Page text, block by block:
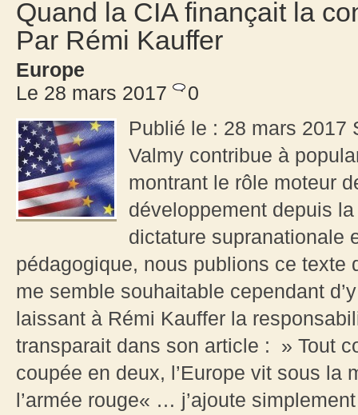
Quand la CIA finançait la
Par Rémi Kauffer
Europe
Le 28 mars 2017
0
Publié le : 28 mars 2017
Valmy contribue à
montrant le rôle moteur
développement depuis
dictature supranationale
pédagogique, nous publions ce texte
me semble souhaitable cependant
laissant à Rémi Kauffer la
transparait dans son article : » Tout
coupée en deux, l’Europe vit sous la
l’armée rouge« … j’ajoute